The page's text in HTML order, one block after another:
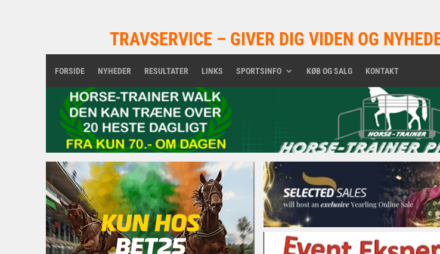
TRAVSERVICE – GIVER DIG VIDEN OG
FORSIDE NYHEDER RESULTATER LINKS SPORTSINFO KØB OG SALG KONTAKT